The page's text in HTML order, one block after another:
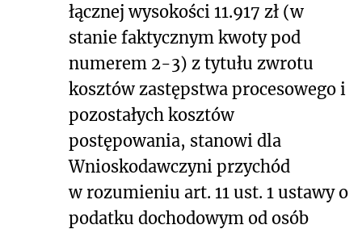
łącznej wysokości 11.917 zł (w
stanie faktycznym kwoty pod
numerem 2-3) z tytułu zwrotu
kosztów zastępstwa procesowego i
pozostałych kosztów
postępowania, stanowi dla
Wnioskodawczyni przychód
w rozumieniu art. 11 ust. 1 ustawy o
podatku dochodowym od osób